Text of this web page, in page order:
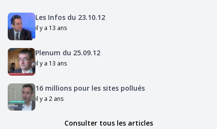
Les Infos du 23.10.12
il y a 13 ans
Plenum du 25.09.12
il y a 13 ans
16 millions pour les sites pollués
il y a 2 ans
Consulter tous les articles